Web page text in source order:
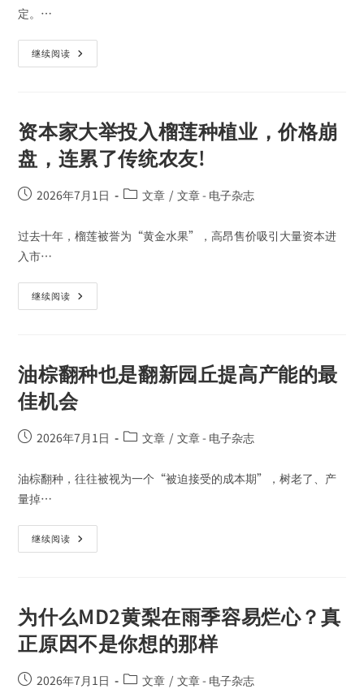
定。…
继续阅读
资本家大举投入榴莲种植业，价格崩
盘，连累了传统农友!
2026年7月1日 文章 / 文章 - 电子杂志
过去十年，榴莲被誉为“黄金水果”，高昂售价吸引大量资本进
入市…
继续阅读
油棕翻种也是翻新园丘提高产能的最
佳机会
2026年7月1日 文章 / 文章 - 电子杂志
油棕翻种，往往被视为一个“被迫接受的成本期”，树老了、产
量掉…
继续阅读
为什么MD2黄梨在雨季容易烂心？真
正原因不是你想的那样
2026年7月1日 文章 / 文章 - 电子杂志